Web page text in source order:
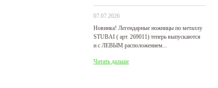
07.07.2026
Новинка! Легендарные ножницы по металлу
STUBAI ( арт. 269011) теперь выпускаются
и с ЛЕВЫМ расположением...
Читать дальше